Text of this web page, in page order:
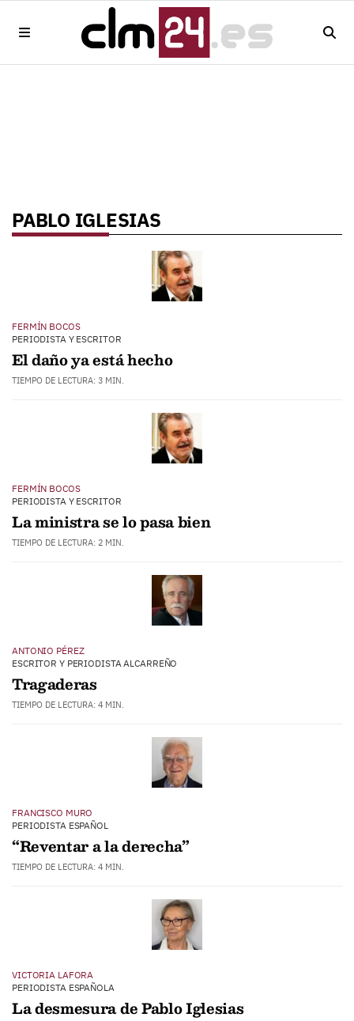
PABLO IGLESIAS
FERMÍN BOCOS
PERIODISTA Y ESCRITOR
El daño ya está hecho
TIEMPO DE LECTURA: 3 MIN.
FERMÍN BOCOS
PERIODISTA Y ESCRITOR
La ministra se lo pasa bien
TIEMPO DE LECTURA: 2 MIN.
ANTONIO PÉREZ
ESCRITOR Y PERIODISTA ALCARREÑO
Tragaderas
TIEMPO DE LECTURA: 4 MIN.
FRANCISCO MURO
PERIODISTA ESPAÑOL
“Reventar a la derecha”
TIEMPO DE LECTURA: 4 MIN.
VICTORIA LAFORA
PERIODISTA ESPAÑOLA
La desmesura de Pablo Iglesias